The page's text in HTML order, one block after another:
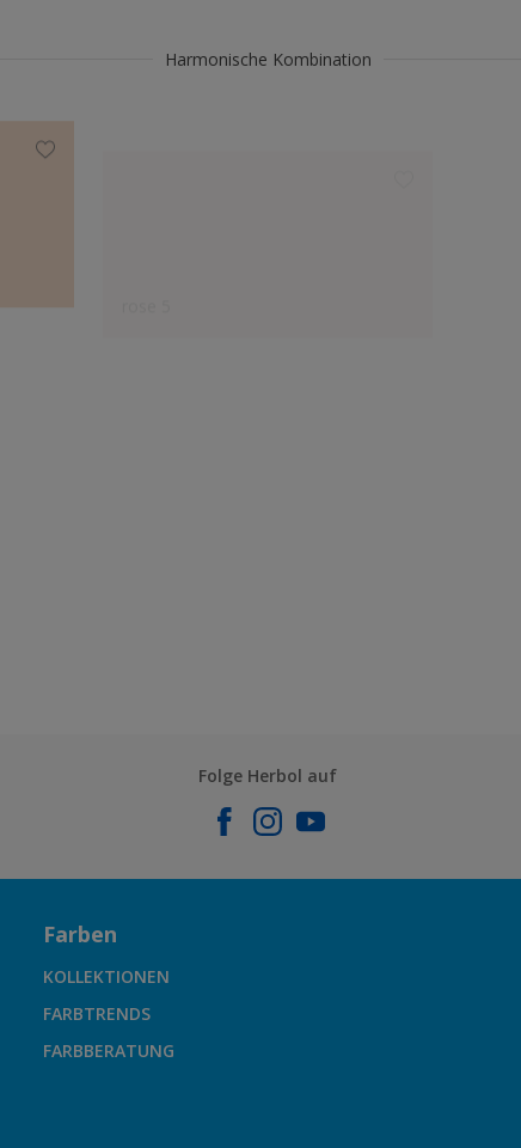
Harmonische Kombination
Folge Herbol auf
Farben
KOLLEKTIONEN
FARBTRENDS
FARBBERATUNG